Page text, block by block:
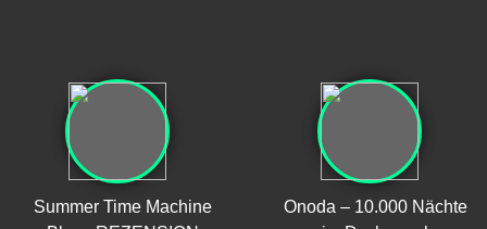
Summer Time Machine
Onoda – 10.000 Nächte